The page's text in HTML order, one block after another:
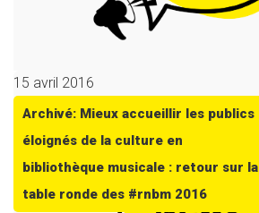
15 avril 2016
Archivé: Mieux accueillir les publics
éloignés de la culture en
bibliothèque musicale : retour sur la
table ronde des #rnbm 2016